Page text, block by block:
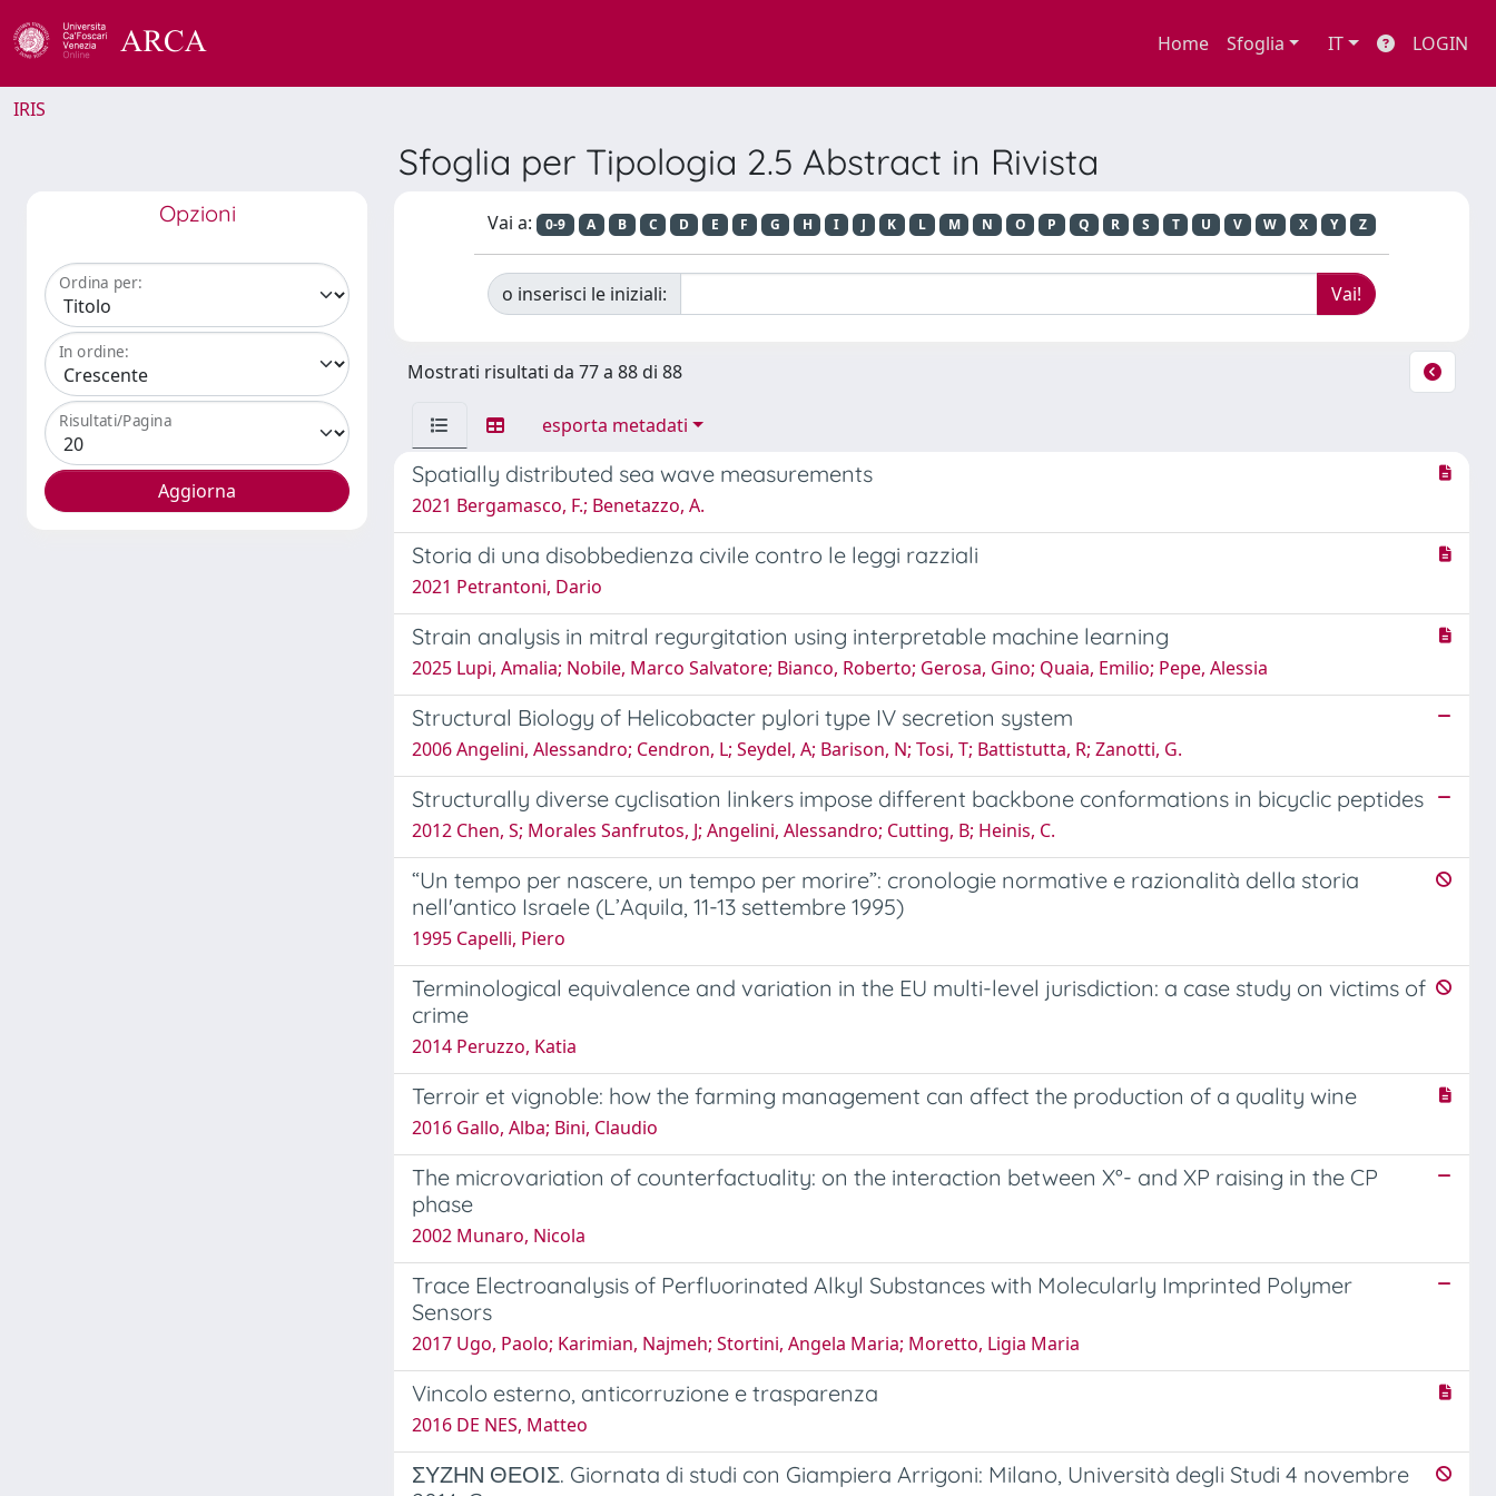
Home Sfoglia IT LOGIN
IRIS
Sfoglia per Tipologia 2.5 Abstract in Rivista
Opzioni
Ordina per:
In ordine:
Risultati/Pagina
Vai a: 0-9 A B C D E F G H I J K L M N O P Q R S T U V W X Y Z
o inserisci le iniziali:
Mostrati risultati da 77 a 88 di 88
esporta metadati
Spatially distributed sea wave measurements
2021 Bergamasco, F.; Benetazzo, A.
Storia di una disobbedienza civile contro le leggi razziali
2021 Petrantoni, Dario
Strain analysis in mitral regurgitation using interpretable machine learning
2025 Lupi, Amalia; Nobile, Marco Salvatore; Bianco, Roberto; Gerosa, Gino; Quaia, Emilio; Pepe, Alessia
Structural Biology of Helicobacter pylori type IV secretion system
2006 Angelini, Alessandro; Cendron, L; Seydel, A; Barison, N; Tosi, T; Battistutta, R; Zanotti, G.
Structurally diverse cyclisation linkers impose different backbone conformations in bicyclic peptides
2012 Chen, S; Morales Sanfrutos, J; Angelini, Alessandro; Cutting, B; Heinis, C.
“Un tempo per nascere, un tempo per morire”: cronologie normative e razionalità della storia
nell'antico Israele (L’Aquila, 11-13 settembre 1995)
1995 Capelli, Piero
Terminological equivalence and variation in the EU multi-level jurisdiction: a case study on victims of
crime
2014 Peruzzo, Katia
Terroir et vignoble: how the farming management can affect the production of a quality wine
2016 Gallo, Alba; Bini, Claudio
The microvariation of counterfactuality: on the interaction between X°- and XP raising in the CP
phase
2002 Munaro, Nicola
Trace Electroanalysis of Perfluorinated Alkyl Substances with Molecularly Imprinted Polymer
Sensors
2017 Ugo, Paolo; Karimian, Najmeh; Stortini, Angela Maria; Moretto, Ligia Maria
Vincolo esterno, anticorruzione e trasparenza
2016 DE NES, Matteo
ΣΥΖΗΝ ΘΕΟΙΣ. Giornata di studi con Giampiera Arrigoni: Milano, Università degli Studi 4 novembre